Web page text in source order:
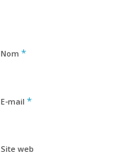
Nom *
E-mail *
Site web